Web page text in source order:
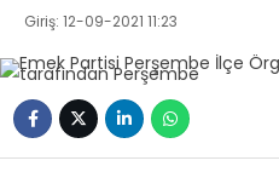
Giriş: 12-09-2021 11:23